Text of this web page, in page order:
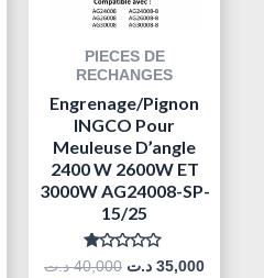
PIECES DE
RECHANGES
Engrenage/pignon
INGCO Pour
Meuleuse D’angle
2400 W 2600W ET
3000W AG24008-SP-
15/25
Note
40,000 د.ت 35,000 د.ت